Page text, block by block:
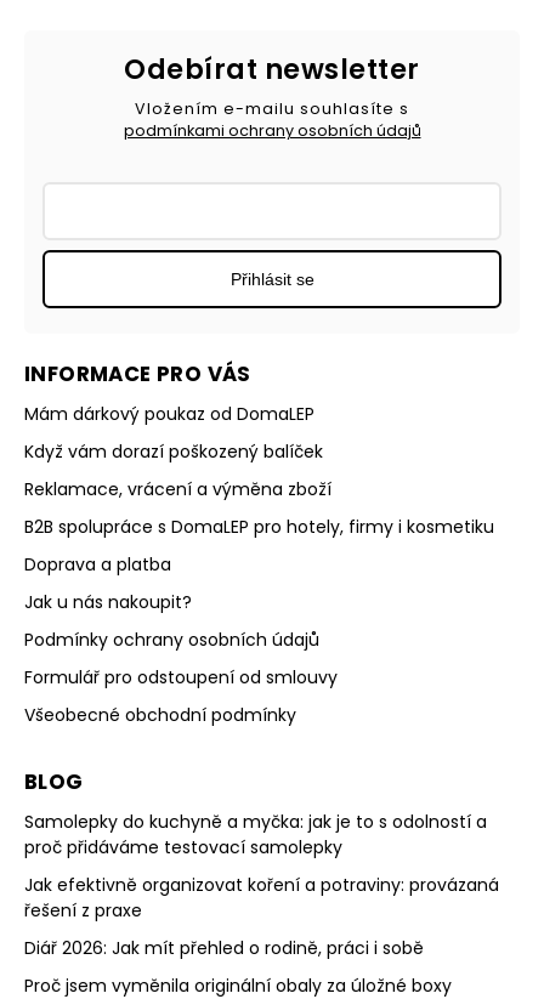
INFORMACE PRO VÁS
Mám dárkový poukaz od DomaLEP
Když vám dorazí poškozený balíček
Reklamace, vrácení a výměna zboží
B2B spolupráce s DomaLEP pro hotely, firmy i kosmetiku
Doprava a platba
Jak u nás nakoupit?
Podmínky ochrany osobních údajů
Formulář pro odstoupení od smlouvy
Všeobecné obchodní podmínky
BLOG
Samolepky do kuchyně a myčka: jak je to s odolností a
proč přidáváme testovací samolepky
Jak efektivně organizovat koření a potraviny: provázaná
řešení z praxe
Diář 2026: Jak mít přehled o rodině, práci i sobě
Proč jsem vyměnila originální obaly za úložné boxy
Odebírat newsletter
Vložením e-mailu souhlasíte s
podmínkami ochrany osobních údajů
Přihlásit se